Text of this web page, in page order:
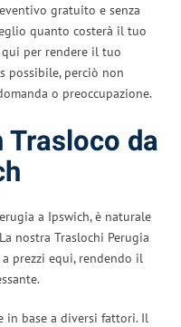
gratuito e senza
quanto costerà il tuo
qui per rendere il tuo
possibile, perciò non
o preoccupazione.
Trasloco da
a Ipswich, è naturale
nostra Traslochi Perugia
prezzi equi, rendendo il
in base a diversi fattori. Il